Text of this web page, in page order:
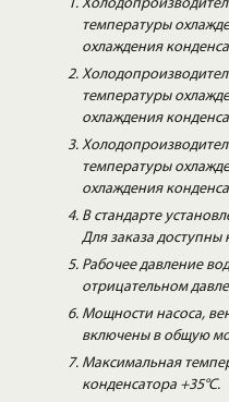
температуры
охлаждения
температуры
охлаждения
температуры
охлаждения
В стандарте
Для заказа доступны
Рабочее давление
отрицательном
Мощности насоса,
включены в общую
Максимальная
конденсатора +35°C.